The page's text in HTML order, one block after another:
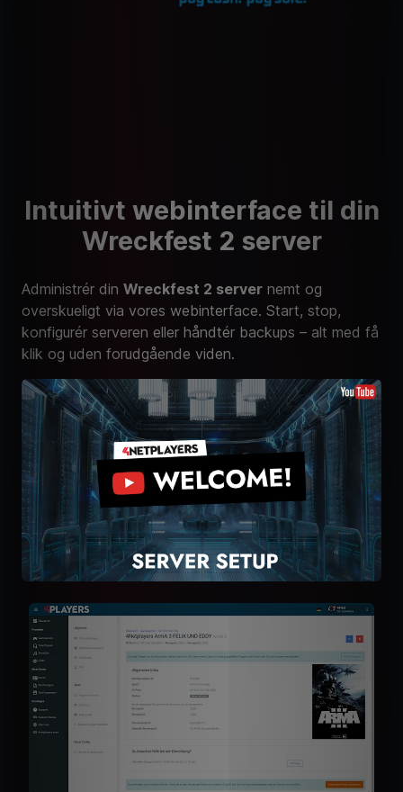
Intuitivt webinterface til din
Wreckfest 2 server
Administrér din Wreckfest 2 server nemt og
overskueligt via vores webinterface. Start, stop,
konfigurér serveren eller håndtér backups – alt med få
klik og uden forudgående viden.